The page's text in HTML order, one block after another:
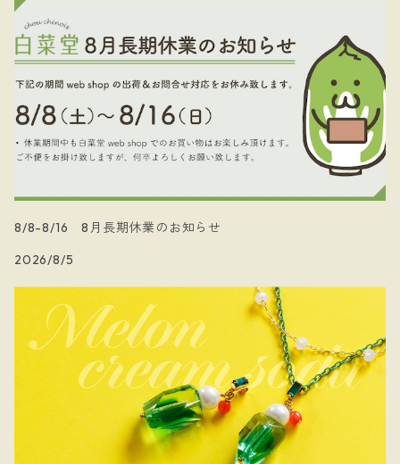
8/8-8/16 8月長期休業のお知らせ
2026/8/5